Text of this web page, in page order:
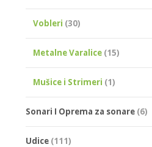
Vobleri (30)
Metalne Varalice (15)
Mušice i Strimeri (1)
Sonari I Oprema za sonare (6)
Udice (111)